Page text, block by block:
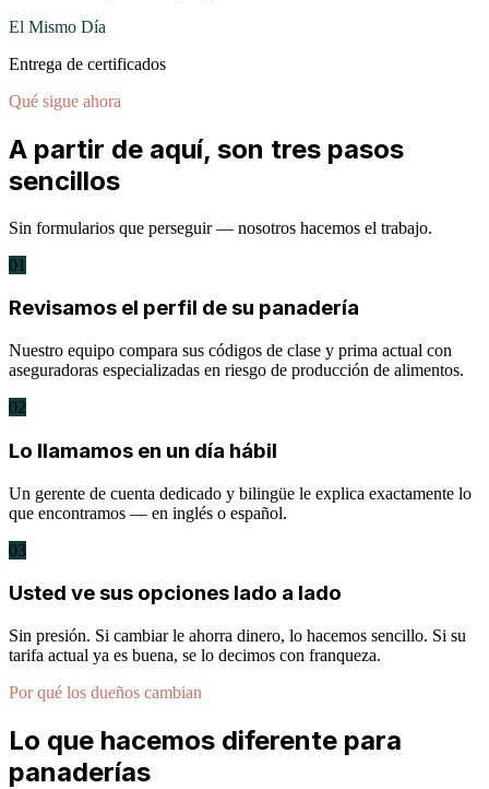
El Mismo Día
Entrega de certificados
Qué sigue ahora
A partir de aquí, son tres pasos
sencillos
Sin formularios que perseguir — nosotros hacemos el trabajo.
01
Revisamos el perfil de su panadería
Nuestro equipo compara sus códigos de clase y prima actual con
aseguradoras especializadas en riesgo de producción de alimentos.
02
Lo llamamos en un día hábil
Un gerente de cuenta dedicado y bilingüe le explica exactamente lo
que encontramos — en inglés o español.
03
Usted ve sus opciones lado a lado
Sin presión. Si cambiar le ahorra dinero, lo hacemos sencillo. Si su
tarifa actual ya es buena, se lo decimos con franqueza.
Por qué los dueños cambian
Lo que hacemos diferente para
panaderías